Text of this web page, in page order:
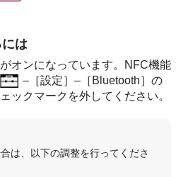
は
オンになっています。NFC機能
–［設定］–［Bluetooth］の
ックマークを外してください。
は、以下の調整を行ってくださ